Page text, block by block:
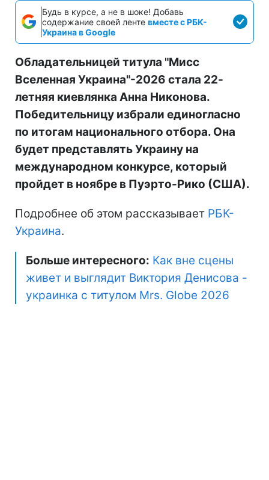
Будь в курсе, а не в шоке! Добавь
содержание своей ленте вместе с РБК-
Украина в Google
Обладательницей титула "Мисс
Вселенная Украина"-2026 стала 22-
летняя киевлянка Анна Никонова.
Победительницу избрали единогласно
по итогам национального отбора. Она
будет представлять Украину на
международном конкурсе, который
пройдет в ноябре в Пуэрто-Рико (США).
Подробнее об этом рассказывает РБК-
Украина.
Больше интересного: Как вне сцены
живет и выглядит Виктория Денисова -
украинка с титулом Mrs. Globe 2026